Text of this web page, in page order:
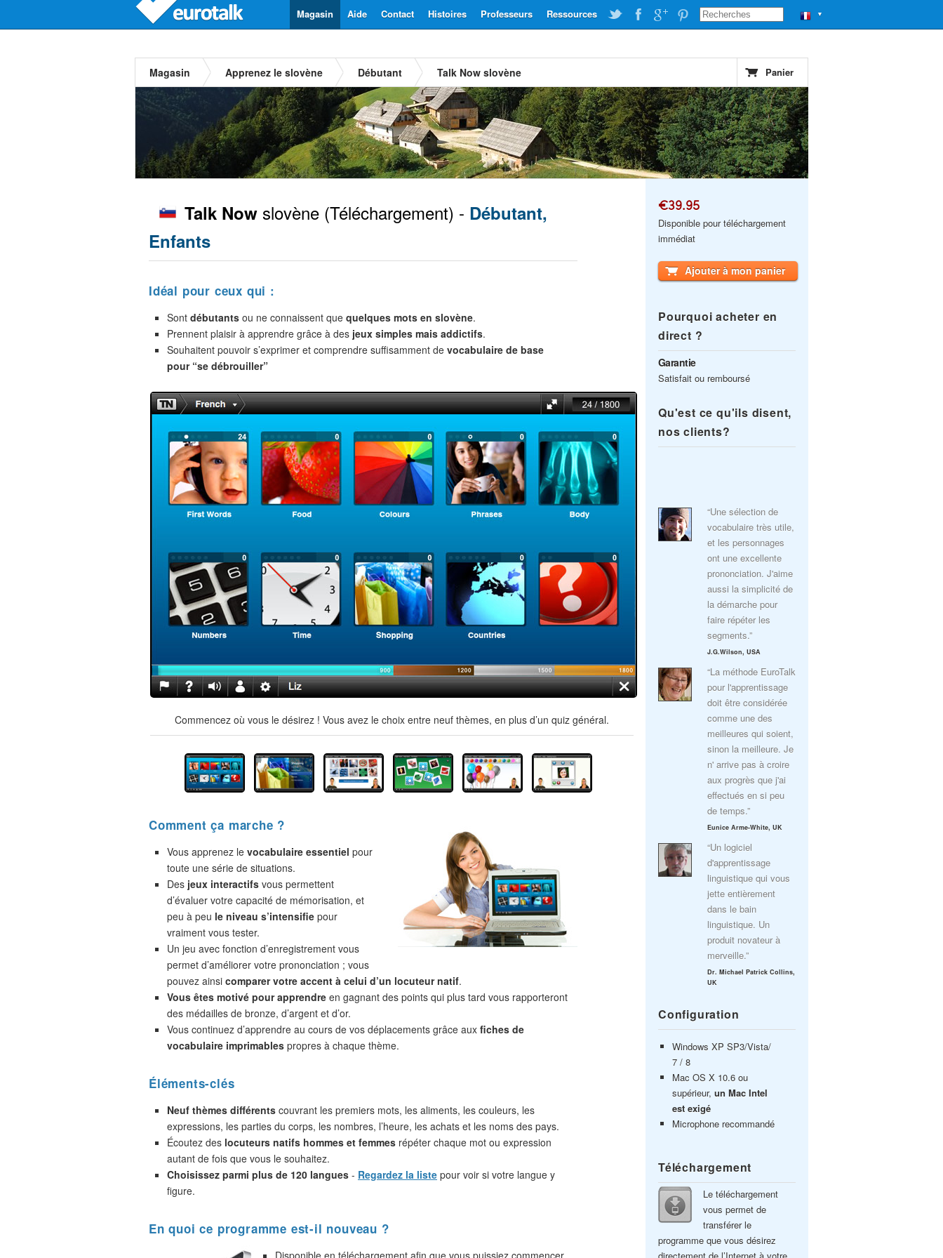
▼
Ressources
Professeurs
Histoires
Contact
Aide
Magasin
Magasin Apprenez le slovène Débutant Talk Now slovène Panier
Talk Now slovène (Téléchargement) - Débutant,
Enfants
Idéal pour ceux qui :
Sont débutants ou ne connaissent que quelques mots en slovène.
Prennent plaisir à apprendre grâce à des jeux simples mais addictifs.
Souhaitent pouvoir s’exprimer et comprendre suffisamment de vocabulaire de base
pour “se débrouiller”
Commencez où vous le désirez ! Vous avez le choix entre neuf thèmes, en plus d’un quiz général.
Comment ça marche ?
Vous apprenez le vocabulaire essentiel pour
toute une série de situations.
Des jeux interactifs vous permettent
d’évaluer votre capacité de mémorisation, et
peu à peu le niveau s’intensifie pour
vraiment vous tester.
Un jeu avec fonction d’enregistrement vous
permet d’améliorer votre prononciation ; vous
pouvez ainsi comparer votre accent à celui d’un locuteur natif.
Vous êtes motivé pour apprendre en gagnant des points qui plus tard vous rapporteront
des médailles de bronze, d’argent et d’or.
Vous continuez d’apprendre au cours de vos déplacements grâce aux fiches de
vocabulaire imprimables propres à chaque thème.
Éléments-clés
Neuf thèmes différents couvrant les premiers mots, les aliments, les couleurs, les
expressions, les parties du corps, les nombres, l’heure, les achats et les noms des pays.
Écoutez des locuteurs natifs hommes et femmes répéter chaque mot ou expression
autant de fois que vous le souhaitez.
Choisissez parmi plus de 120 langues - Regardez la liste pour voir si votre langue y
figure.
En quoi ce programme est-il nouveau ?
Disponible en téléchargement afin que vous puissiez commencer
€39.95
Disponible pour téléchargement
immédiat
Ajouter à mon panier
Pourquoi acheter en
direct ?
Garantie
Satisfait ou remboursé
Qu'est ce qu'ils disent,
nos clients?
“Une sélection de
vocabulaire très utile,
et les personnages
ont une excellente
prononciation. J'aime
aussi la simplicité de
la démarche pour
faire répéter les
segments.”
J.G.Wilson, USA
“La méthode EuroTalk
pour l'apprentissage
doit être considérée
comme une des
meilleures qui soient,
sinon la meilleure. Je
n' arrive pas à croire
aux progrès que j'ai
effectués en si peu
de temps.”
Eunice Arme-White, UK
“Un logiciel
d'apprentissage
linguistique qui vous
jette entièrement
dans le bain
linguistique. Un
produit novateur à
merveille.”
Dr. Michael Patrick Collins,
UK
Configuration
Windows XP SP3/Vista/
7 / 8
Mac OS X 10.6 ou
supérieur, un Mac Intel
est exigé
Microphone recommandé
Téléchargement
Le téléchargement
vous permet de
transférer le
programme que vous désirez